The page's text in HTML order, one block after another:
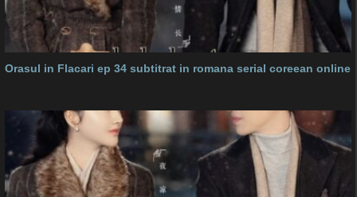
Orasul in Flacari ep 34 subtitrat in romana serial coreean online